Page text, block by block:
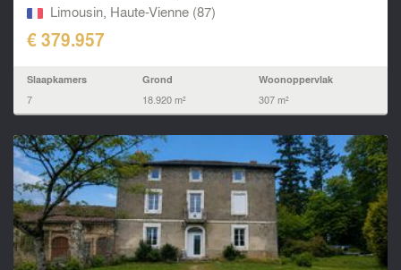
Limousin, Haute-Vienne (87)
€ 379.957
Slaapkamers
7
Grond
18.920 m²
Woonoppervlak
307 m²